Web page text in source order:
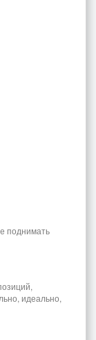
поднимать
идеально,